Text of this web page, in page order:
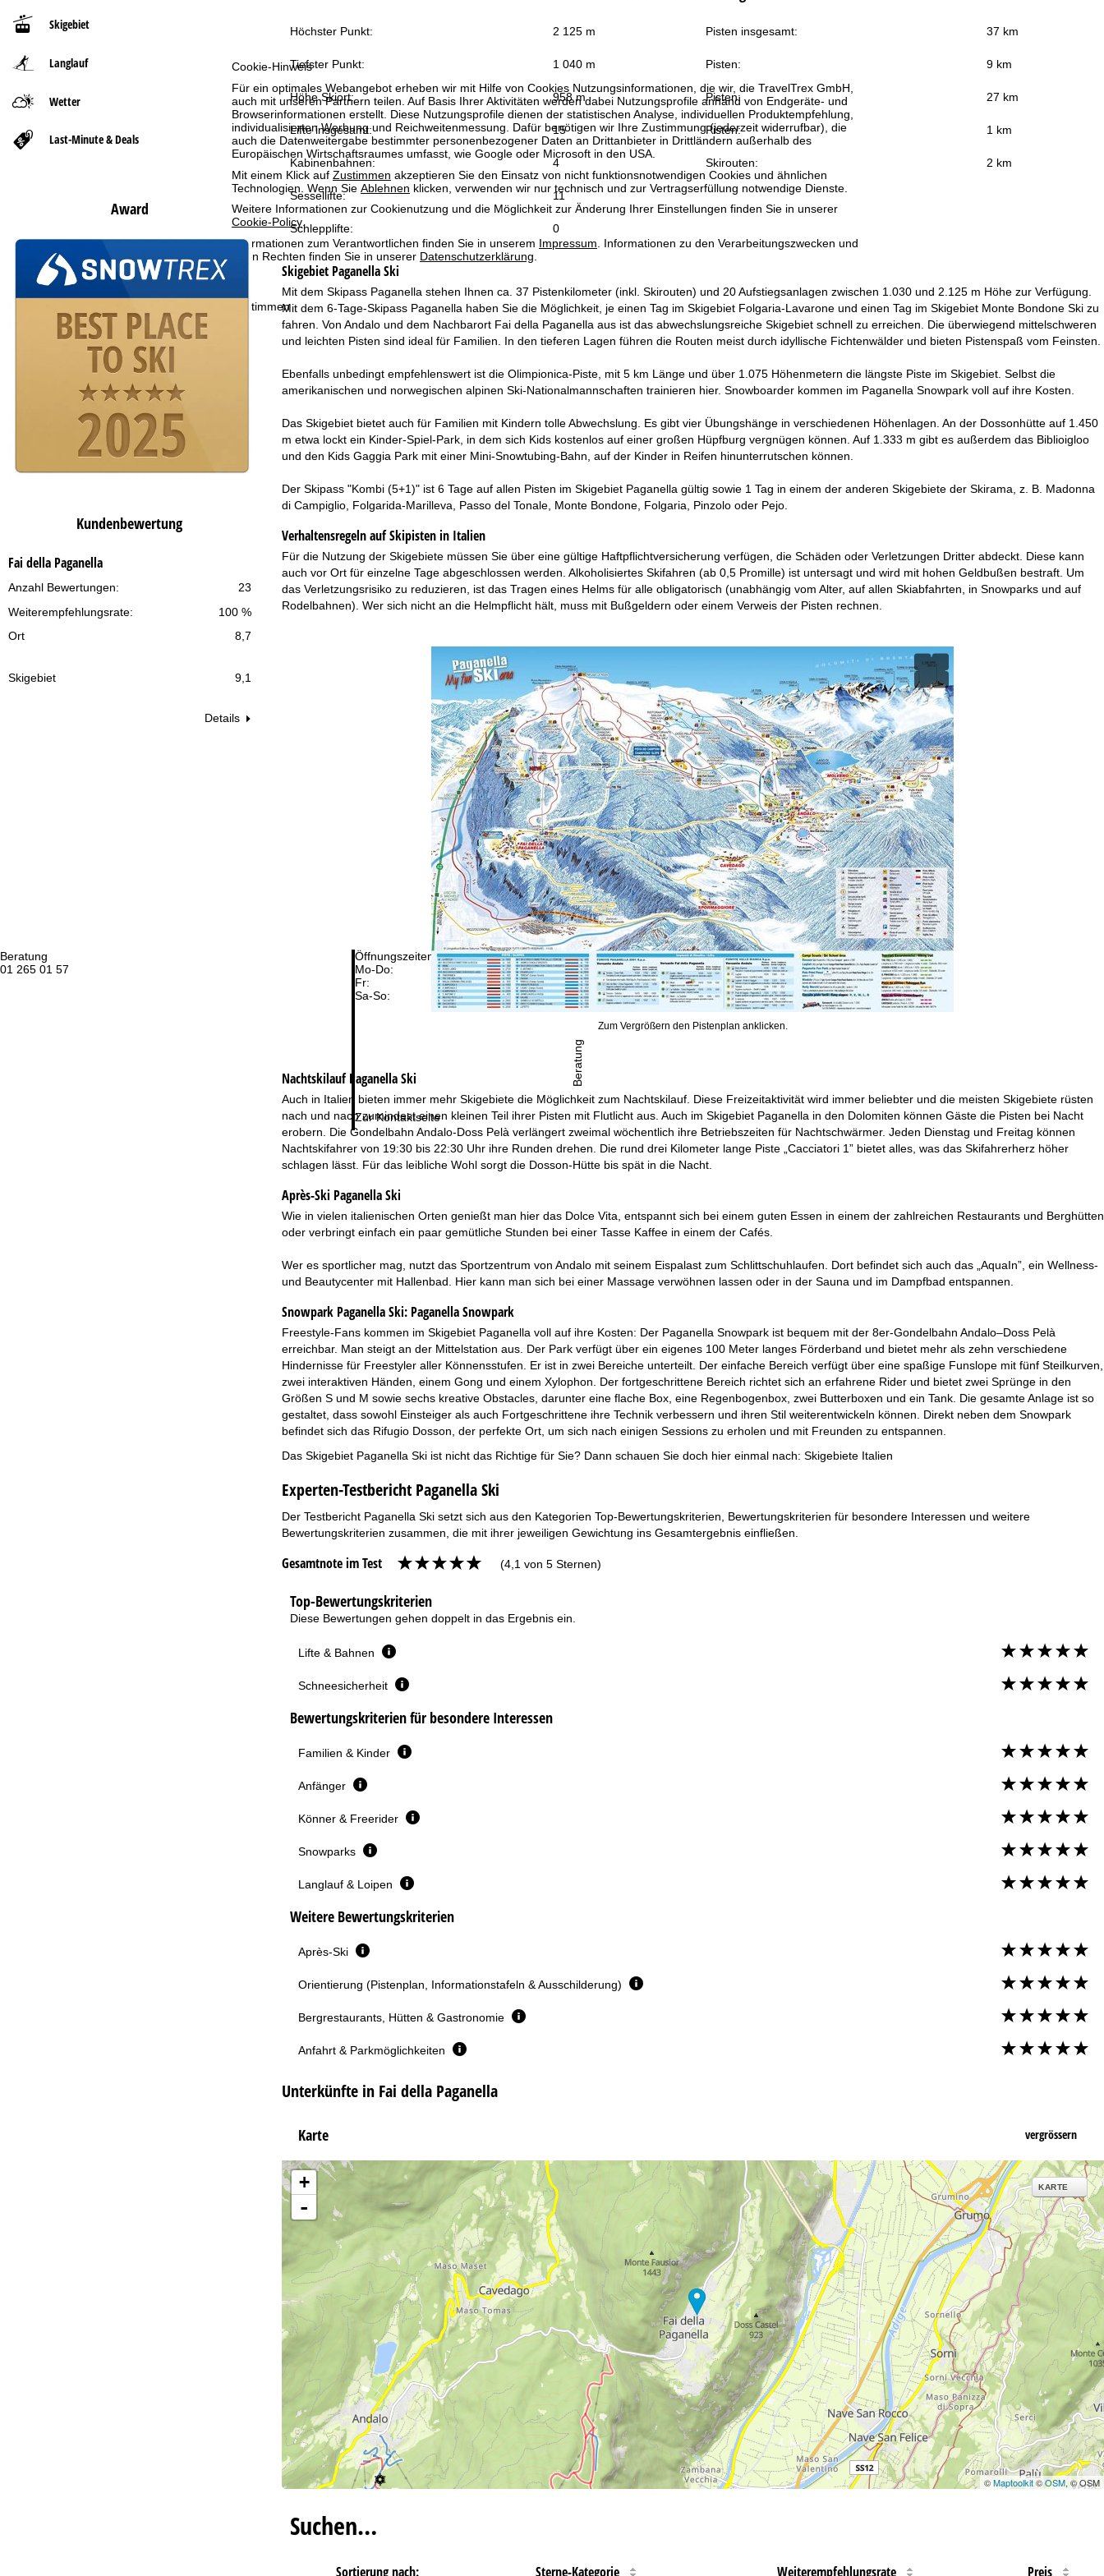
Cookie-Hinweis
Für ein optimales Webangebot erheben wir mit Hilfe von Cookies Nutzungsinformationen, die wir, die TravelTrex GmbH,
auch mit unseren Partnern teilen. Auf Basis Ihrer Aktivitäten werden dabei Nutzungsprofile anhand von Endgeräte- und
Browserinformationen erstellt. Diese Nutzungsprofile dienen der statistischen Analyse, individuellen Produktempfehlung,
individualisierten Werbung und Reichweitenmessung. Dafür benötigen wir Ihre Zustimmung (jederzeit widerrufbar), die
auch die Datenweitergabe bestimmter personenbezogener Daten an Drittanbieter in Drittländern außerhalb des
Europäischen Wirtschaftsraumes umfasst, wie Google oder Microsoft in den USA.
Mit einem Klick auf Zustimmen akzeptieren Sie den Einsatz von nicht funktionsnotwendigen Cookies und ähnlichen
Technologien. Wenn Sie Ablehnen klicken, verwenden wir nur technisch und zur Vertragserfüllung notwendige Dienste.
Weitere Informationen zur Cookienutzung und die Möglichkeit zur Änderung Ihrer Einstellungen finden Sie in unserer
Cookie-Policy.
Informationen zum Verantwortlichen finden Sie in unserem Impressum . Informationen zu den Verarbeitungszwecken und
Ihren Rechten finden Sie in unserer Datenschutzerklärung
Zustimmen
Beratung
01 265 01 57
Öffnungszeiten
Mo-Do:
09:00-17:00 Uhr
Fr:
09:00-15:00 Uhr
Sa-So:
geschlossen
Zur Kontaktseite
Beratung
Skigebiet
Langlauf
Wetter
Last-Minute & Deals
Award
Kundenbewertung
Fai della Paganella
23
Anzahl Bewertungen:
100 %
Weiterempfehlungsrate:
Ort
8,7
Skigebiet 9,1
Details
t
s
e
i
t
e
Höchster Punkt: 2 125 m Pisten insgesamt: 37 km
Tiefster Punkt: 1 040 m Pisten: 9 km
Höhe Skiort: 958 m Pisten: 27 km
Lifte insgesamt: 15 Pisten: 1 km
Kabinenbahnen: 4 Skirouten: 2 km
Sessellifte: 11
Schlepplifte: 0
Skigebiet Paganella Ski
Mit dem Skipass Paganella stehen Ihnen ca. 37 Pistenkilometer (inkl. Skirouten) und 20 Aufstiegsanlagen zwischen 1.030 und 2.125 m Höhe zur Verfügung.
Mit dem 6-Tage-Skipass Paganella haben Sie die Möglichkeit, je einen Tag im Skigebiet Folgaria-Lavarone und einen Tag im Skigebiet Monte Bondone Ski zu
fahren. Von Andalo und dem Nachbarort Fai della Paganella aus ist das abwechslungsreiche Skigebiet schnell zu erreichen. Die überwiegend mittelschweren
und leichten Pisten sind ideal für Familien. In den tieferen Lagen führen die Routen meist durch idyllische Fichtenwälder und bieten Pistenspaß vom Feinsten.
Ebenfalls unbedingt empfehlenswert ist die Olimpionica-Piste, mit 5 km Länge und über 1.075 Höhenmetern die längste Piste im Skigebiet. Selbst die
amerikanischen und norwegischen alpinen Ski-Nationalmannschaften trainieren hier. Snowboarder kommen im Paganella Snowpark voll auf ihre Kosten.
Das Skigebiet bietet auch für Familien mit Kindern tolle Abwechslung. Es gibt vier Übungshänge in verschiedenen Höhenlagen. An der Dossonhütte auf 1.450
m etwa lockt ein Kinder-Spiel-Park, in dem sich Kids kostenlos auf einer großen Hüpfburg vergnügen können. Auf 1.333 m gibt es außerdem das Biblioigloo
und den Kids Gaggia Park mit einer Mini-Snowtubing-Bahn, auf der Kinder in Reifen hinunterrutschen können.
Der Skipass "Kombi (5+1)" ist 6 Tage auf allen Pisten im Skigebiet Paganella gültig sowie 1 Tag in einem der anderen Skigebiete der Skirama, z. B. Madonna
di Campiglio, Folgarida-Marilleva, Passo del Tonale, Monte Bondone, Folgaria, Pinzolo oder Pejo.
Verhaltensregeln auf Skipisten in Italien
Für die Nutzung der Skigebiete müssen Sie über eine gültige Haftpflichtversicherung verfügen, die Schäden oder Verletzungen Dritter abdeckt. Diese kann
auch vor Ort für einzelne Tage abgeschlossen werden. Alkoholisiertes Skifahren (ab 0,5 Promille) ist untersagt und wird mit hohen Geldbußen bestraft. Um
das Verletzungsrisiko zu reduzieren, ist das Tragen eines Helms für alle obligatorisch (unabhängig vom Alter, auf allen Skiabfahrten, in Snowparks und auf
Rodelbahnen). Wer sich nicht an die Helmpflicht hält, muss mit Bußgeldern oder einem Verweis der Pisten rechnen.
Zum Vergrößern den Pistenplan anklicken.
NachtskilaufPaganella Ski
Auch in Italien bieten immer mehr Skigebiete die Möglichkeit zum Nachtskilauf. Diese Freizeitaktivität wird immer beliebter und die meisten Skigebiete rüsten
nach und nach zumindest einen kleinen Teil ihrer Pisten mit Flutlicht aus. Auch im Skigebiet Paganella in den Dolomiten können Gäste die Pisten bei Nacht
erobern. Die Gondelbahn Andalo-Doss Pelà verlängert zweimal wöchentlich ihre Betriebszeiten für Nachtschwärmer. Jeden Dienstag und Freitag können
Nachtskifahrer von 19:30 bis 22:30 Uhr ihre Runden drehen. Die rund drei Kilometer lange Piste „Cacciatori 1” bietet alles, was das Skifahrerherz höher
schlagen lässt. Für das leibliche Wohl sorgt die Dosson-Hütte bis spät in die Nacht.
Après-Ski Paganella Ski
Wie in vielen italienischen Orten genießt man hier das Dolce Vita, entspannt sich bei einem guten Essen in einem der zahlreichen Restaurants und Berghütten
oder verbringt einfach ein paar gemütliche Stunden bei einer Tasse Kaffee in einem der Cafés.
Wer es sportlicher mag, nutzt das Sportzentrum von Andalo mit seinem Eispalast zum Schlittschuhlaufen. Dort befindet sich auch das „AquaIn”, ein Wellness-
und Beautycenter mit Hallenbad. Hier kann man sich bei einer Massage verwöhnen lassen oder in der Sauna und im Dampfbad entspannen.
Snowpark Paganella Ski: Paganella Snowpark
Freestyle-Fans kommen im Skigebiet Paganella voll auf ihre Kosten: Der Paganella Snowpark ist bequem mit der 8er-Gondelbahn Andalo–Doss Pelà
erreichbar. Man steigt an der Mittelstation aus. Der Park verfügt über ein eigenes 100 Meter langes Förderband und bietet mehr als zehn verschiedene
Hindernisse für Freestyler aller Könnensstufen. Er ist in zwei Bereiche unterteilt. Der einfache Bereich verfügt über eine spaßige Funslope mit fünf Steilkurven,
zwei interaktiven Händen, einem Gong und einem Xylophon. Der fortgeschrittene Bereich richtet sich an erfahrene Rider und bietet zwei Sprünge in den
Größen S und M sowie sechs kreative Obstacles, darunter eine flache Box, eine Regenbogenbox, zwei Butterboxen und ein Tank. Die gesamte Anlage ist so
gestaltet, dass sowohl Einsteiger als auch Fortgeschrittene ihre Technik verbessern und ihren Stil weiterentwickeln können. Direkt neben dem Snowpark
befindet sich das Rifugio Dosson, der perfekte Ort, um sich nach einigen Sessions zu erholen und mit Freunden zu entspannen.
Das Skigebiet Paganella Ski ist nicht das Richtige für Sie? Dann schauen Sie doch hier einmal nach: Skigebiete Italien
Experten-Testbericht Paganella Ski
Der Testbericht Paganella Ski setzt sich aus den Kategorien Top-Bewertungskriterien, Bewertungskriterien für besondere Interessen und weitere
Bewertungskriterien zusammen, die mit ihrer jeweiligen Gewichtung ins Gesamtergebnis einfließen.
Gesamtnote im Test (4,1 von 5 Sternen)
Top-Bewertungskriterien
Diese Bewertungen gehen doppelt in das Ergebnis ein.
Lifte & Bahnen
Schneesicherheit
Bewertungskriterien für besondere Interessen
Familien & Kinder
Anfänger
Könner & Freerider
Snowparks
Langlauf & Loipen
Weitere Bewertungskriterien
Après-Ski
Orientierung (Pistenplan, Informationstafeln & Ausschilderung)
Bergrestaurants, Hütten & Gastronomie
Anfahrt & Parkmöglichkeiten
Unterkünfte in Fai della Paganella
Karte vergrössern
+
-
KARTE
©Maptoolkit©OSM, © OSM
Suchen…
Sortierung nach: Sterne-Kategorie Weiterempfehlungsrate Preis